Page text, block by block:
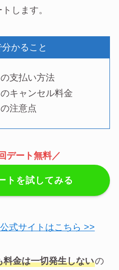
します。
かること
支払い方法
キャンセル料金
注意点
デート無料／
トを試してみる
式サイトはこちら >>
金は一切発生しないの